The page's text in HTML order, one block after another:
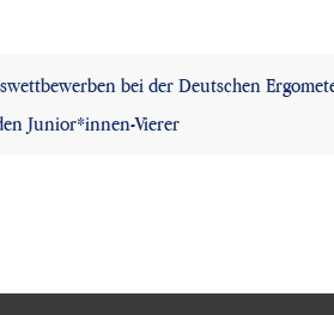
bei der Deutschen
Junior*innen-Vierer